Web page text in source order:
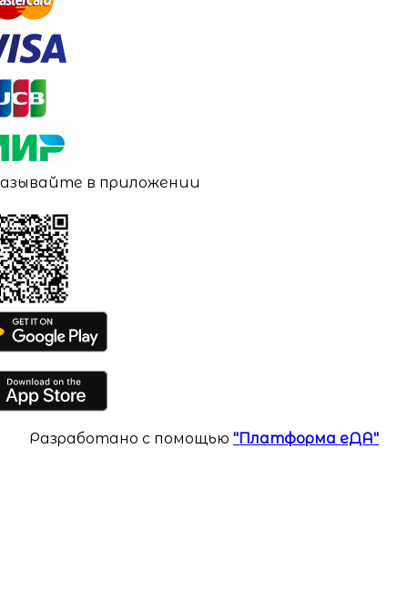
в приложении
Разработано с помощью "Платформа еДА"